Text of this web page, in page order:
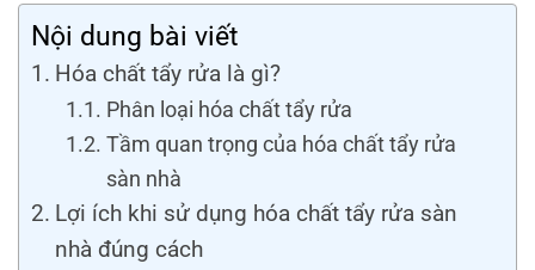
Nội dung bài viết
Hóa chất tẩy rửa là gì?
Phân loại hóa chất tẩy rửa
Tầm quan trọng của hóa chất tẩy rửa
sàn nhà
Lợi ích khi sử dụng hóa chất tẩy rửa sàn
nhà đúng cách